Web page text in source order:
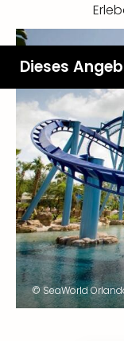
Dieses
© SeaWorld